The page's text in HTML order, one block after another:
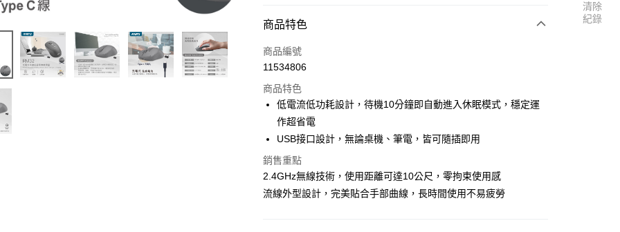
付款方式
POYA支付
LINE Pay
Apple Pay
悠遊付
商品特色
商品編號
11534806
商品特色
低電流低功耗設計，待機10分鐘即自動進入休眠模式，穩定運
作超省電
USB接口設計，無論桌機、筆電，皆可隨插即用
銷售重點
2.4GHz無線技術，使用距離可達10公尺，零拘束使用感
流線外型設計，完美貼合手部曲線，長時間使用不易疲勞
清除
紀錄